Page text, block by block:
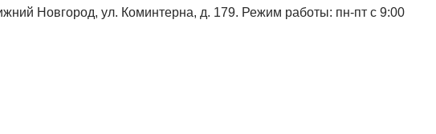
Новгород, ул. Коминтерна, д. 179. Режим работы: пн-пт с 9:00